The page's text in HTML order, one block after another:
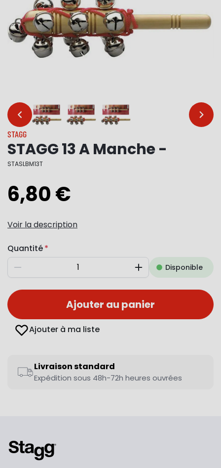
… …
STAGG
STAGG 13 A Manche -
STASLBM13T
6,80 €
Voir la description
Quantité
Diminuer AugmenterDisponible
Ajouter au panier
Ajouter à ma liste
Livraison standard
Expédition sous 48h-72h heures ouvrées